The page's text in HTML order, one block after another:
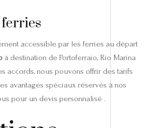
accessible par les ferries au départ
à destination de Portoferraio, Rio Marina
accords, nous pouvons offrir des tarifs
avantages spéciaux réservés à nos
pour un devis personnalisé .